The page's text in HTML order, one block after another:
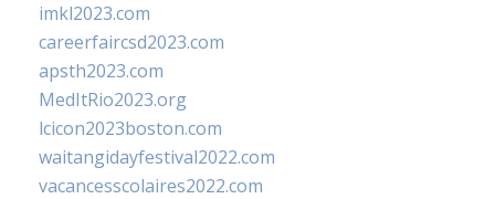
imkl2023.com
careerfaircsd2023.com
apsth2023.com
MedItRio2023.org
lcicon2023boston.com
waitangidayfestival2022.com
vacancesscolaires2022.com